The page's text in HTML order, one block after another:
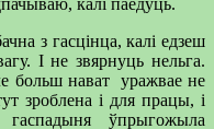
калі паедуць.
з гасцінца, калі едзеш
І не звярнуць нельга.
больш нават уражвае не
зроблена і для працы, і
ўпрыгожыла